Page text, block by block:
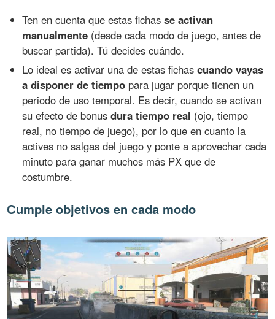
Ten en cuenta que estas fichasse activan
manualmente (desde cada modo de juego, antes de
buscar partida). Tú decides cuándo.
Lo ideal es activar una de estas fichascuando vayas
a disponer de tiempo para jugar porque tienen un
periodo de uso temporal. Es decir, cuando se activan
su efecto de bonusdura tiempo real (ojo, tiempo
real, no tiempo de juego), por lo que en cuanto la
actives no salgas del juego y ponte a aprovechar cada
minuto para ganar muchos más PX que de
costumbre.
Cumple objetivos en cada modo